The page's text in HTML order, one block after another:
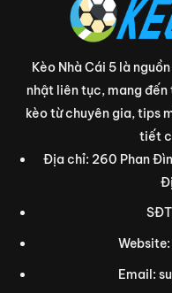
Kèo Nhà Cái 5 là
nhật liên tục, mang
kèo từ chuyên gia, tips
tiết
Địa chỉ: 260 Phan
Email: